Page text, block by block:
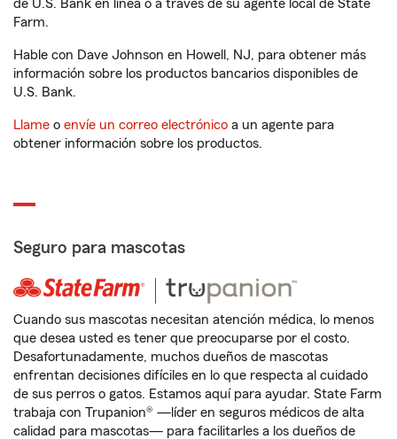
de U.S. Bank en línea o a través de su agente local de State
Farm.
Hable con Dave Johnson en Howell, NJ, para obtener más
información sobre los productos bancarios disponibles de
U.S. Bank.
Llame o envíe un correo electrónico a un agente para
obtener información sobre los productos.
Seguro para mascotas
Cuando sus mascotas necesitan atención médica, lo menos
que desea usted es tener que preocuparse por el costo.
Desafortunadamente, muchos dueños de mascotas
enfrentan decisiones difíciles en lo que respecta al cuidado
de sus perros o gatos. Estamos aquí para ayudar. State Farm
trabaja con Trupanion® —líder en seguros médicos de alta
calidad para mascotas— para facilitarles a los dueños de